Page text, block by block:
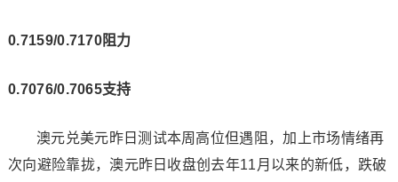
0.7159/0.7170阻力
0.7076/0.7065支持
澳元兑美元昨日测试本周高位但遇阻，加上市场情绪再
次向避险靠拢，澳元昨日收盘创去年11月以来的新低，跌破